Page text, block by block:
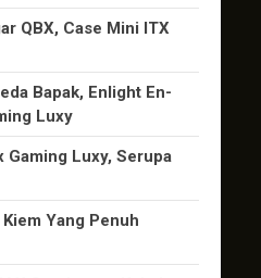
QBX, Case Mini ITX
Bapak, Enlight En-
Luxy
Gaming Luxy, Serupa
Yang Penuh